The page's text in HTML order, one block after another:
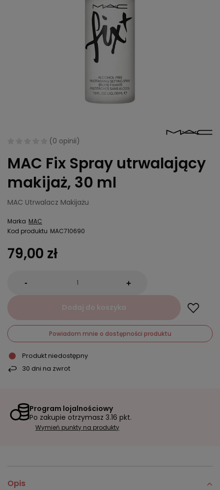
(0 opinii)
MAC Fix Spray utrwalający
makijaż, 30 ml
MAC Utrwalacz Makijażu
Marka MAC
Kod produktu MAC710690
79,00 zł
- +
Dodaj do koszyka
Powiadom mnie o dostępności produktu
Produkt niedostępny
30 dni na zwrot
Program lojalnościowy
Po zakupie otrzymasz 3.16 pkt.
Wymień punkty na produkty
Opis